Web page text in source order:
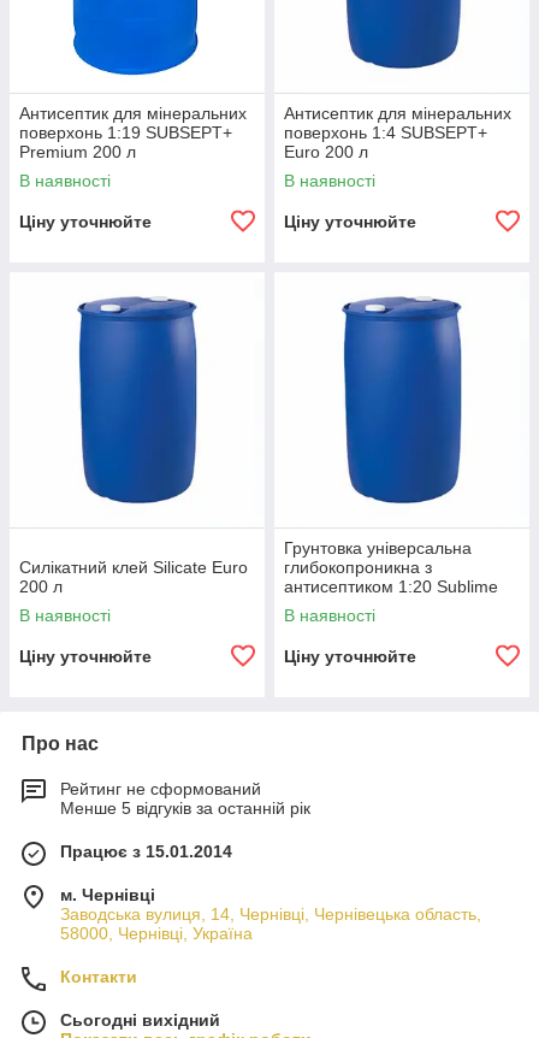
Антисептик для мінеральних
поверхонь 1:19 SUBSEPT+
Premium 200 л
В наявності
Ціну уточнюйте
Антисептик для мінеральних
поверхонь 1:4 SUBSEPT+
Euro 200 л
В наявності
Ціну уточнюйте
Силікатний клей Silicate Euro
200 л
В наявності
Ціну уточнюйте
Грунтовка універсальна
глибокопроникна з
антисептиком 1:20 Sublime
Primer Euro 200 л
В наявності
Ціну уточнюйте
Про нас
Рейтинг не сформований
Менше 5 відгуків за останній рік
Працює з 15.01.2014
м. Чернівці
Заводська вулиця, 14, Чернівці, Чернівецька область,
58000, Чернівці, Україна
Контакти
Сьогодні вихідний